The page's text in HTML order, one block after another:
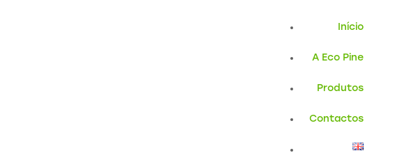
Início
A Eco Pine
Produtos
Contactos